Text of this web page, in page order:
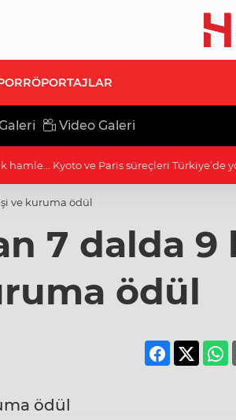
RÖPORTAJLAR
Video Galeri
hamle... Kyoto ve Paris süreçleri Türkiye’de
ve kuruma ödül
7 dalda 9
ödül
ödül